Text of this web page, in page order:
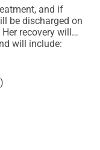
and if
be discharged on
recovery will
will include: